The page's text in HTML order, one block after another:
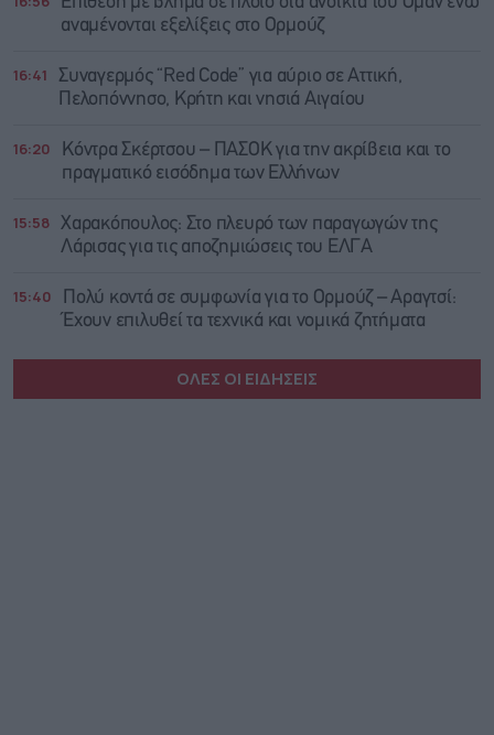
αναμένονται εξελίξεις στο Ορμούζ
16:41
Συναγερμός “Red Code” για αύριο σε Αττική,
Πελοπόννησο, Κρήτη και νησιά Αιγαίου
16:20
Κόντρα Σκέρτσου – ΠΑΣΟΚ για την ακρίβεια και το
πραγματικό εισόδημα των Ελλήνων
15:58 Χαρακόπουλος: Στο πλευρό των παραγωγών της
Λάρισας για τις αποζημιώσεις του ΕΛΓΑ
15:40
Πολύ κοντά σε συμφωνία για το Ορμούζ – Αραγτσί:
Έχουν επιλυθεί τα τεχνικά και νομικά ζητήματα
ΟΛΕΣ ΟΙ ΕΙΔΗΣΕΙΣ